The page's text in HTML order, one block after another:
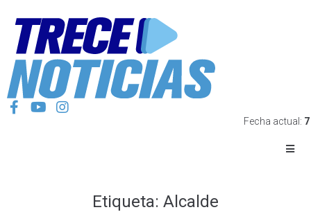
Fecha actual:
Etiqueta: Alcalde